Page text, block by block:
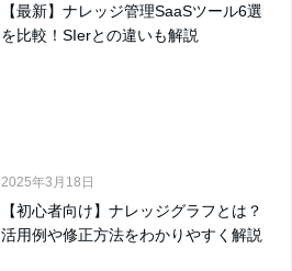
【最新】ナレッジ管理SaaSツール6選
を比較！SIerとの違いも解説
2025年3月18日
【初心者向け】ナレッジグラフとは？
活用例や修正方法をわかりやすく解説